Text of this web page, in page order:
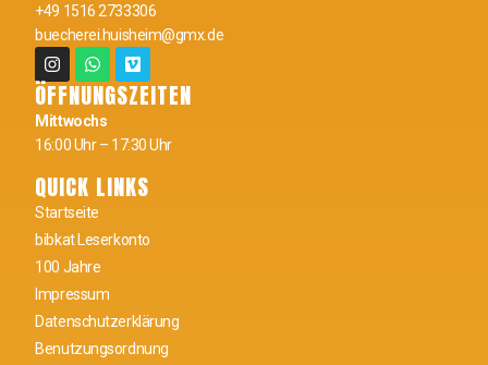
+49 1516 2733306
buecherei.huisheim@gmx.de
ÖFFNUNGSZEITEN
Mittwochs
16:00 Uhr – 17:30 Uhr
QUICK LINKS
Startseite
bibkat Leserkonto
100 Jahre
Impressum
Datenschutzerklärung
Benutzungsordnung